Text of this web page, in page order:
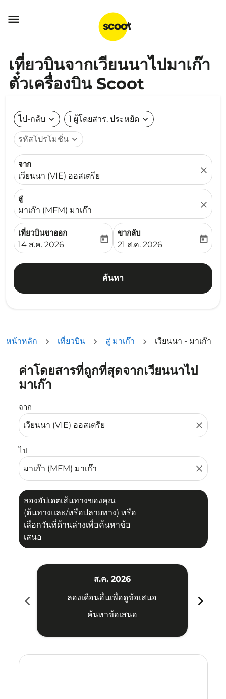

เที่ยวบินจากเวียนนาไปมาเก๊า
ตั๋วเครื่องบิน Scoot
ไป-กลับ expand_more 1 ผู้โดยสาร, ประหยัด expand_more
รหัสโปรโมชั่น expand_more
จาก
เวียนนา (VIE) ออสเตรีย
close
สู่
มาเก๊า (MFM) มาเก๊า
close
เที่ยวบินขาออก
fc-booking-departure-date-aria-label
14 ส.ค. 2026
today
ขากลับ
fc-booking-return-date-
21 ส.ค. 2026
today
ค้นหา
หน้าหลัก เที่ยวบิน สู่ มาเก๊า เวียนนา - มาเก๊า
ค่าโดยสารที่ถูกที่สุดจากเวียนนาไป
มาเก๊า
จาก
close
ไป
close
ลองอัปเดตเส้นทางของคุณ
(ต้นทางและ/หรือปลายทาง) หรือ
เลือกวันที่ด้านล่างเพื่อค้นหาข้อ
เสนอ
ลองอัปเดตเส้นทางของคุณ (ต้นทางและ/หรือปลายทาง) หรื
chevron_left
ส.ค. 2026
ลองเดือนอื่นเพื่อดูข้อเสนอ
ค้นหาข้อเสนอ
chevron_right